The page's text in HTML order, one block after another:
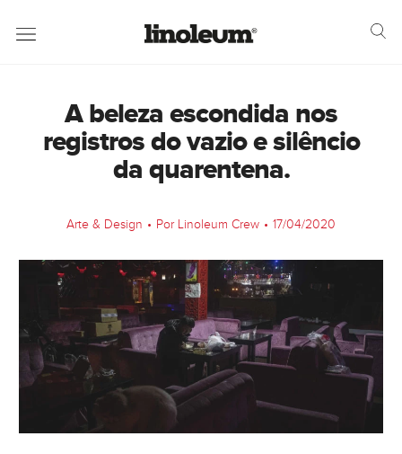
A beleza escondida nos
registros do vazio e silêncio
da quarentena.
Arte & Design • Por Linoleum Crew • 17/04/2020